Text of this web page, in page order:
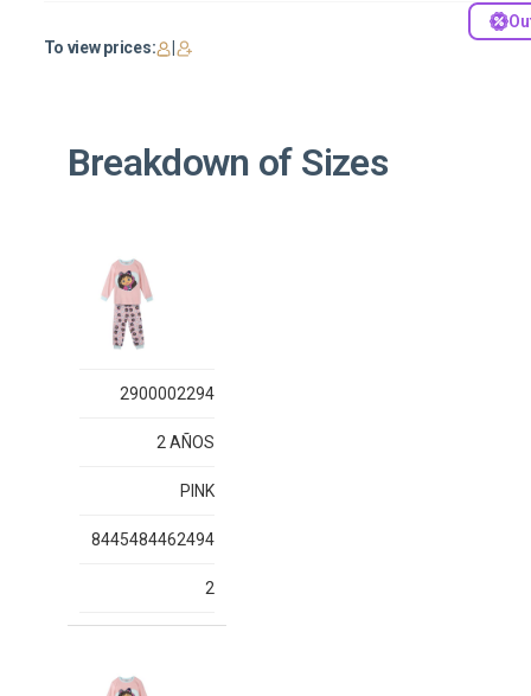
To view prices:
Breakdown of Sizes
2900002294
2 AÑOS
PINK
8445484462494
2